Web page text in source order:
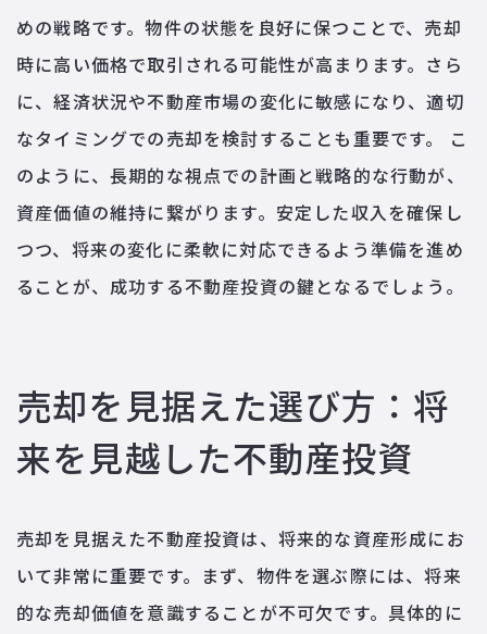
めの戦略です。物件の状態を良好に保つことで、売却
時に高い価格で取引される可能性が高まります。さら
に、経済状況や不動産市場の変化に敏感になり、適切
なタイミングでの売却を検討することも重要です。 こ
のように、長期的な視点での計画と戦略的な行動が、
資産価値の維持に繋がります。安定した収入を確保し
つつ、将来の変化に柔軟に対応できるよう準備を進め
ることが、成功する不動産投資の鍵となるでしょう。
売却を見据えた選び方：将
来を見越した不動産投資
売却を見据えた不動産投資は、将来的な資産形成にお
いて非常に重要です。まず、物件を選ぶ際には、将来
的な売却価値を意識することが不可欠です。具体的に